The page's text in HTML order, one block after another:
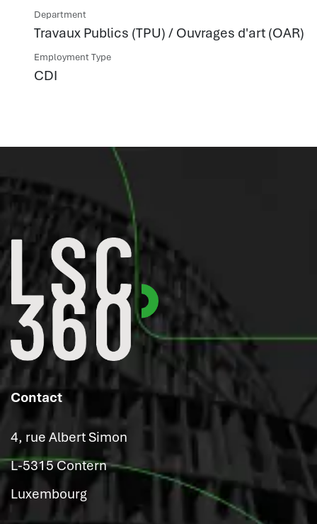
Department
Travaux Publics (TPU) / Ouvrages d'art (OAR)
Employment Type
CDI
Contact
4, rue Albert Simon
L-5315 Contern
Luxembourg